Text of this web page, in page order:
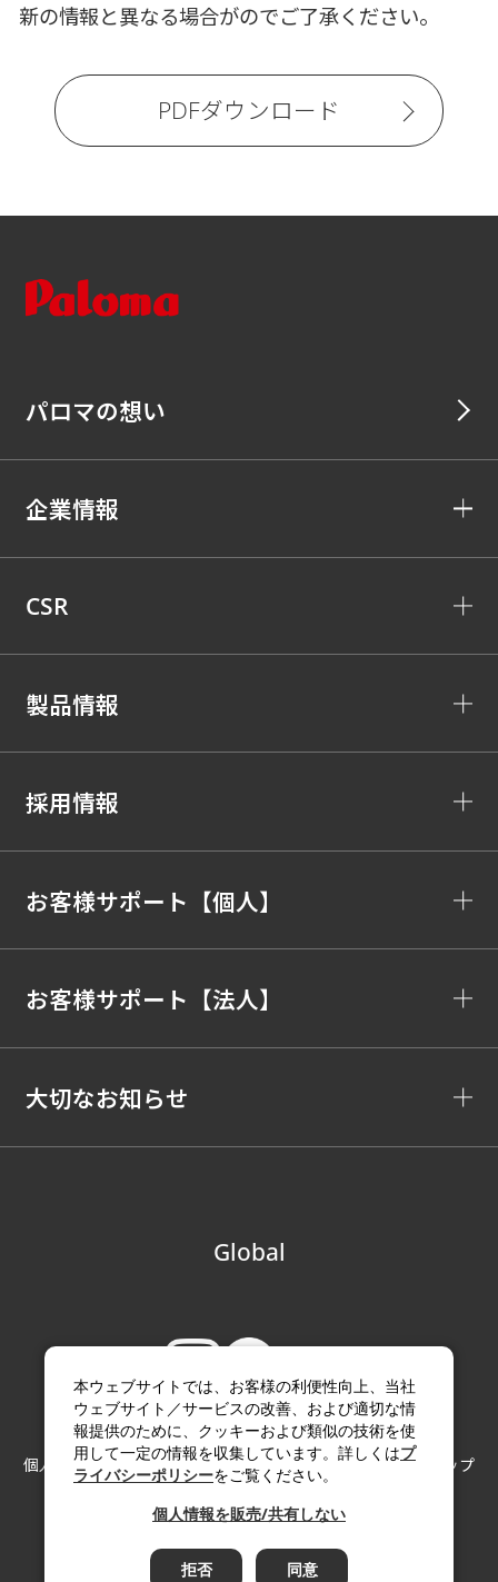
新の情報と異なる場合がのでご了承ください。
PDFダウンロード
パロマの想い
企業情報
CSR
製品情報
採用情報
お客様サポート【個人】
お客様サポート【法人】
大切なお知らせ
Global
個人情報の取り扱い サイトのご利用にあたって サイトマップ
Copyright (c) Paloma Co., LTD. All rights reserved.
本ウェブサイトでは、お客様の利便性向上、当社
ウェブサイト／サービスの改善、および適切な情
報提供のために、クッキーおよび類似の技術を使
用して一定の情報を収集しています。詳しくはプ
ライバシーポリシーをご覧ください。
個人情報を販売/共有しない
拒否 同意